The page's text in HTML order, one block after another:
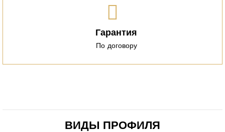
Гарантия
По договору
ВИДЫ ПРОФИЛЯ